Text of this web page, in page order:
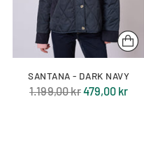
SANTANA - DARK NAVY
Normal
1.199,00 kr479,00 kr